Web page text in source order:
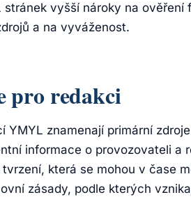
stránek vyšší nároky na
a na vyváženost.
pro redakci
YMYL znamenají primární
informace o provozovateli a
která se mohou v čase
zásady, podle kterých